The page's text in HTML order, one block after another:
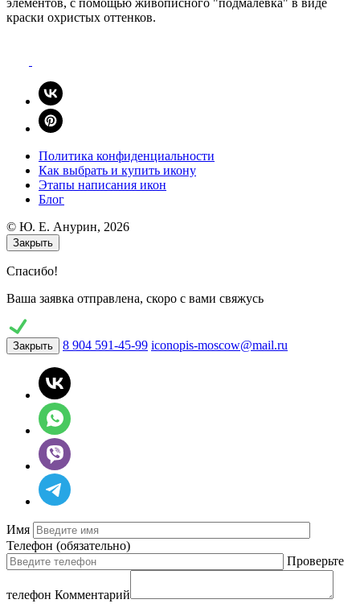
Политика конфиденциальности
Как выбрать и купить икону
Этапы написания икон
Блог
© Ю. E. Анурин, 2026
Закрыть
Спасибо!
Ваша заявка отправлена, скоро с вами свяжусь
Закрыть 8 904 591-45-99 iconopis-moscow@mail.ru
Имя
Телефон (обязательно)
Проверьте
телефон Комментарий